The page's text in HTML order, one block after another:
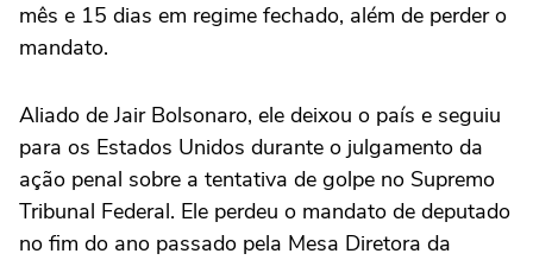
mês e 15 dias em regime fechado, além de perder o
mandato.
Aliado de Jair Bolsonaro, ele deixou o país e seguiu
para os Estados Unidos durante o julgamento da
ação penal sobre a tentativa de golpe no Supremo
Tribunal Federal. Ele perdeu o mandato de deputado
no fim do ano passado pela Mesa Diretora da